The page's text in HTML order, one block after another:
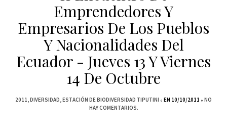
Emprendedores Y
Empresarios De Los Pueblos
Y Nacionalidades Del
Ecuador - Jueves 13 Y Viernes
14 De Octubre
2011 DIVERSIDAD ESTACIÓN DE BIODIVERSIDAD TIPUTINI EN 10/10/2011
NO
HAY COMENTARIOS.